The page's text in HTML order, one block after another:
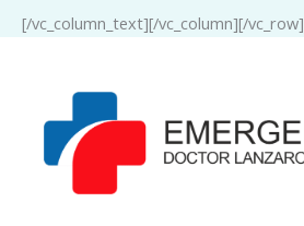
[/vc_column_text][/vc_column][/vc_row]